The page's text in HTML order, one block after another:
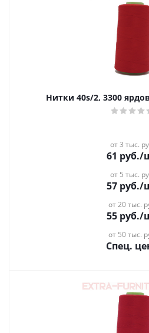
Нитки 40s/2, 3300
от 3 тыс.
61 руб./
от 5 тыс.
57 руб./
от 20 тыс.
55 руб./
от 50 тыс.
Спец.